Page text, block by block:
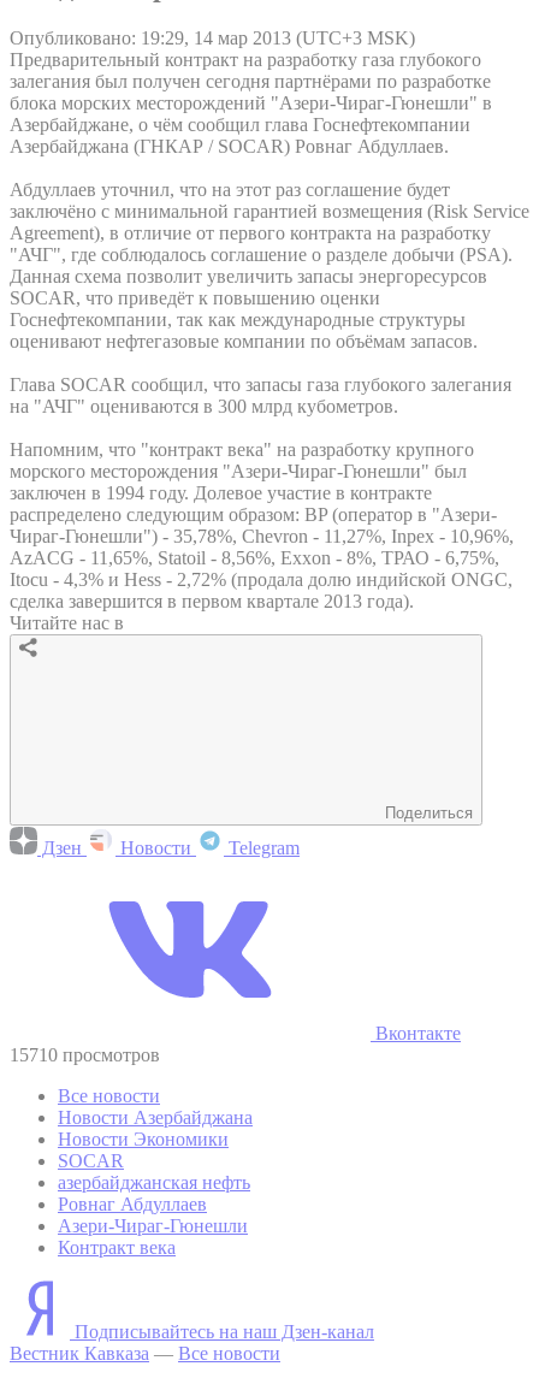
Опубликовано: 19:29, 14 мар 2013 (UTC+3 MSK)
Предварительный контракт на разработку газа глубокого
залегания был получен сегодня партнёрами по разработке
блока морских месторождений "Азери-Чираг-Гюнешли" в
Азербайджане, о чём сообщил глава Госнефтекомпании
Азербайджана (ГНКАР / SOCAR) Ровнаг Абдуллаев.
Абдуллаев уточнил, что на этот раз соглашение будет
заключёно с минимальной гарантией возмещения (Risk Service
Agreement), в отличие от первого контракта на разработку
"АЧГ", где соблюдалось соглашение о разделе добычи (PSA).
Данная схема позволит увеличить запасы энергоресурсов
SOCAR, что приведёт к повышению оценки
Госнефтекомпании, так как международные структуры
оценивают нефтегазовые компании по объёмам запасов.
Глава SOCAR сообщил, что запасы газа глубокого залегания
на "АЧГ" оцениваются в 300 млрд кубометров.
Напомним, что "контракт века" на разработку крупного
морского месторождения "Азери-Чираг-Гюнешли" был
заключен в 1994 году. Долевое участие в контракте
распределено следующим образом: BP (оператор в "Азери-
Чираг-Гюнешли") - 35,78%, Chevron - 11,27%, Inpex - 10,96%,
AzACG - 11,65%, Statoil - 8,56%, Exxon - 8%, ТРАО - 6,75%,
Itocu - 4,3% и Hess - 2,72% (продала долю индийской ONGC,
сделка завершится в первом квартале 2013 года).
Читайте нас в
Поделиться
Дзен Новости Telegram
Вконтакте
15710 просмотров
Все новости
Новости Азербайджана
Новости Экономики
SOCAR
азербайджанская нефть
Ровнаг Абдуллаев
Азери-Чираг-Гюнешли
Контракт века
Подписывайтесь на наш Дзен-канал
Вестник Кавказа — Все новости